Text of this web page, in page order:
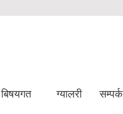
बिषयगत ग्यालरी सम्पर्क